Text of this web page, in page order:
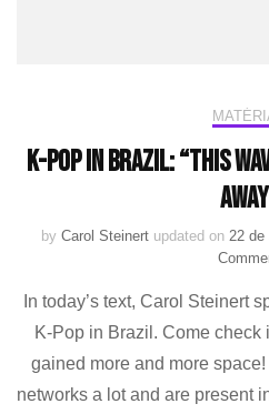
K-Pop in Brazil: “This
by Carol Steinert updated on 22 de
In today’s text, Carol Steinert
K-Pop in Brazil. Come check
gained more and more
networks a lot and are present